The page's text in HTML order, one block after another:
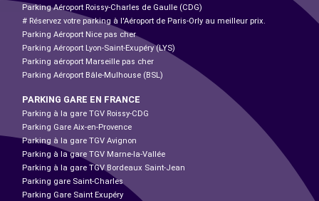
Parking Aéroport Roissy-Charles de Gaulle (CDG)
# Réservez votre parking à l'Aéroport de Paris-Orly au meilleur prix.
Parking Aéroport Nice pas cher
Parking Aéroport Lyon-Saint-Exupéry (LYS)
Parking aéroport Marseille pas cher
Parking Aéroport Bâle-Mulhouse (BSL)
PARKING GARE EN FRANCE
Parking à la gare TGV Roissy-CDG
Parking Gare Aix-en-Provence
Parking à la gare TGV Avignon
Parking à la gare TGV Marne-la-Vallée
Parking à la gare TGV Bordeaux Saint-Jean
Parking gare Saint-Charles
Parking Gare Saint Exupéry